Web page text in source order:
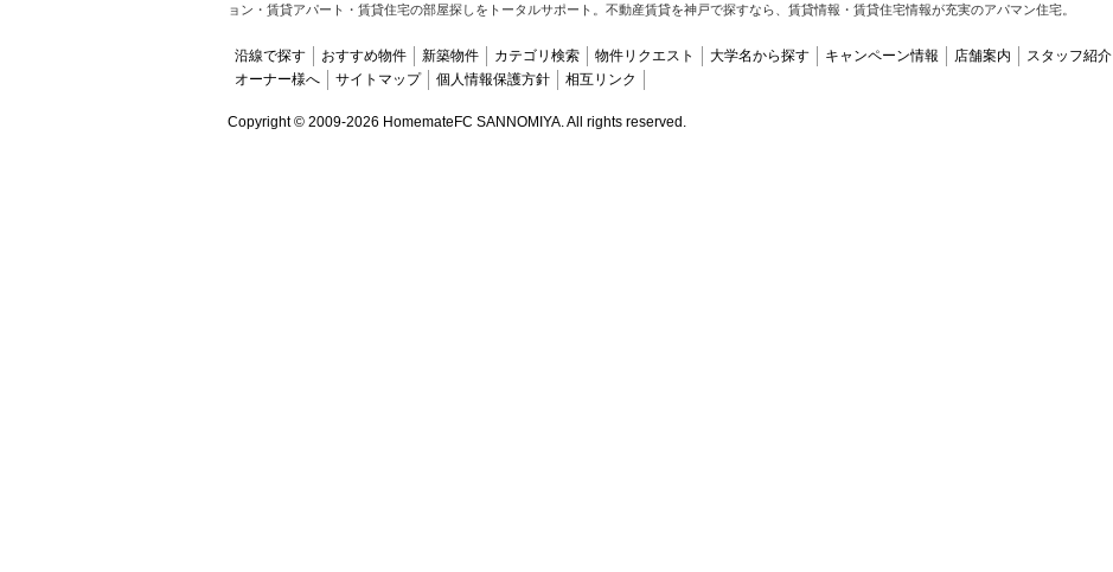
ョン・賃貸アパート・賃貸住宅の部屋探しをトータルサポート。不動産賃貸を神戸で探すなら、賃貸情報・賃貸住宅情報が充実のアパマン住宅。
沿線で探す おすすめ物件 新築物件 カテゴリ検索 物件リクエスト 大学名から探す キャンペーン情報 店舗案内 スタッフ紹介
オーナー様へ
サイトマップ 個人情報保護方針 相互リンク
Copyright © 2009-2026 HomemateFC SANNOMIYA. All rights reserved.